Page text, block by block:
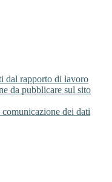
dal rapporto di lavoro
da pubblicare sul sito
dei dati